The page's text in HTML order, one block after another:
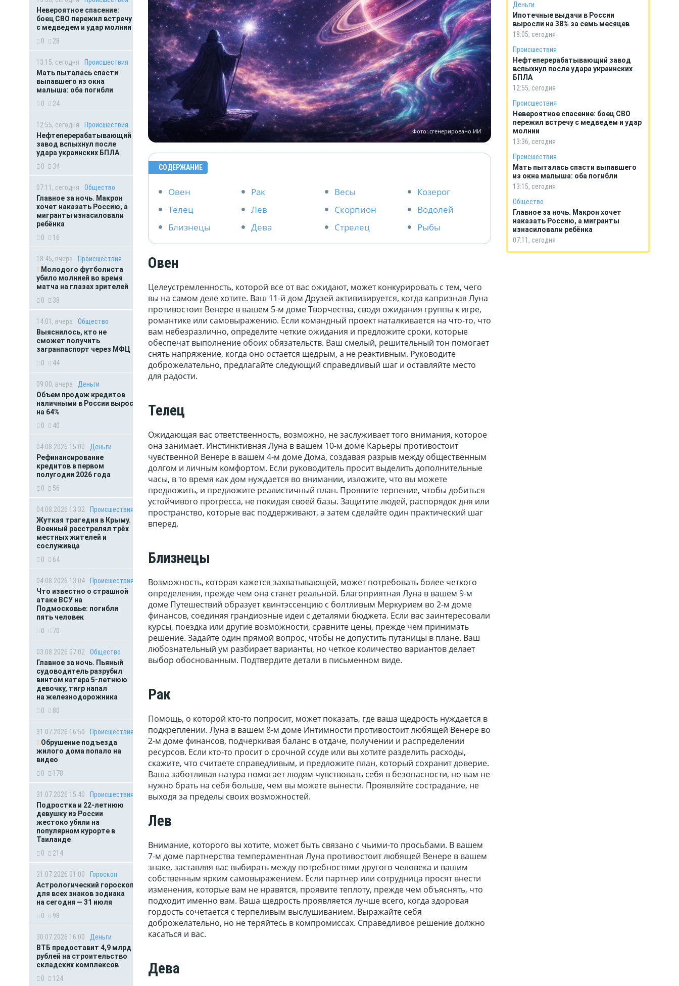
Невероятное спасение:
боец СВО пережил встречу
с медведем и удар молнии
0
28
13:15, сегодня
Происшествия
Мать пыталась спасти
выпавшего из окна
малыша: оба погибли
0
24
12:55, сегодня
Происшествия
Нефтеперерабатывающий
завод вспыхнул после
удара украинских БПЛА
0
34
07:11, сегодня
Общество
Главное за ночь. Макрон
хочет наказать Россию, а
мигранты изнасиловали
ребёнка
0
16
18:45, вчера
Происшествия
Молодого футболиста
убило молнией во время
матча на глазах зрителей
0
38
14:01, вчера
Общество
Выяснилось, кто не
сможет получить
загранпаспорт через МФЦ
0
44
09:00, вчера
Деньги
Объем продаж кредитов
наличными в России вырос
на 64%
0
40
04.08.2026 15:00
Деньги
Рефинансирование
кредитов в первом
полугодии 2026 года
0
56
04.08.2026 13:32
Происшествия
Жуткая трагедия в Крыму.
Военный расстрелял трёх
местных жителей и
сослуживца
0
64
04.08.2026 13:04
Происшествия
Что известно о страшной
атаке ВСУ на
Подмосковье: погибли
пять человек
0
70
03.08.2026 07:02
Общество
Главное за ночь. Пьяный
судоводитель разрубил
винтом катера 5-летнюю
девочку, тигр напал
на железнодорожника
0
80
31.07.2026 16:50
Происшествия
Обрушение подъезда
жилого дома попало на
видео
0
178
31.07.2026 15:40
Происшествия
Подростка и 22-летнюю
девушку из России
жестоко убили на
популярном курорте в
Таиланде
0
214
31.07.2026 01:00
Гороскоп
Астрологический гороскоп
для всех знаков зодиака
на сегодня — 31 июля
0
98
30.07.2026 16:00
Деньги
ВТБ предоставит 4,9 млрд
рублей на строительство
складских комплексов
0
124
Фото: сгенерировано ИИ
СОДЕРЖАНИЕ
Овен
Телец
Близнецы
Рак
Лев
Дева
Весы
Скорпион
Стрелец
Козерог
Водолей
Рыбы
Овен
Целеустремленность, которой все от вас ожидают, может конкурировать с тем, чего
вы на самом деле хотите. Ваш 11-й дом Друзей активизируется, когда капризная Луна
противостоит Венере в вашем 5-м доме Творчества, сводя ожидания группы к игре,
романтике или самовыражению. Если командный проект наталкивается на что-то, что
вам небезразлично, определите четкие ожидания и предложите сроки, которые
обеспечат выполнение обоих обязательств. Ваш смелый, решительный тон помогает
снять напряжение, когда оно остается щедрым, а не реактивным. Руководите
доброжелательно, предлагайте следующий справедливый шаг и оставляйте место
для радости.
Телец
Ожидающая вас ответственность, возможно, не заслуживает того внимания, которое
она занимает. Инстинктивная Луна в вашем 10-м доме Карьеры противостоит
чувственной Венере в вашем 4-м доме Дома, создавая разрыв между общественным
долгом и личным комфортом. Если руководитель просит выделить дополнительные
часы, в то время как дом нуждается во внимании, изложите, что вы можете
предложить, и предложите реалистичный план. Проявите терпение, чтобы добиться
устойчивого прогресса, не покидая своей базы. Защитите людей, распорядок дня или
пространство, которые вас поддерживают, а затем сделайте один практический шаг
вперед.
Близнецы
Возможность, которая кажется захватывающей, может потребовать более четкого
определения, прежде чем она станет реальной. Благоприятная Луна в вашем 9-м
доме Путешествий образует квинтэссенцию с болтливым Меркурием во 2-м доме
финансов, соединяя грандиозные идеи с деталями бюджета. Если вас заинтересовали
курсы, поездка или другие возможности, сравните цены, прежде чем принимать
решение. Задайте один прямой вопрос, чтобы не допустить путаницы в плане. Ваш
любознательный ум разбирает варианты, но четкое количество вариантов делает
выбор обоснованным. Подтвердите детали в письменном виде.
Рак
Помощь, о которой кто-то попросит, может показать, где ваша щедрость нуждается в
подкреплении. Луна в вашем 8-м доме Интимности противостоит любящей Венере во
2-м доме финансов, подчеркивая баланс в отдаче, получении и распределении
ресурсов. Если кто-то просит о срочной ссуде или вы хотите разделить расходы,
скажите, что считаете справедливым, и предложите план, который сохранит доверие.
Ваша заботливая натура помогает людям чувствовать себя в безопасности, но вам не
нужно брать на себя больше, чем вы можете вынести. Проявляйте сострадание, не
выходя за пределы своих возможностей.
Лев
Внимание, которого вы хотите, может быть связано с чьими-то просьбами. В вашем
7-м доме партнерства темпераментная Луна противостоит любящей Венере в вашем
знаке, заставляя вас выбирать между потребностями другого человека и вашим
собственным ярким самовыражением. Если партнер или сотрудница просят внести
изменения, которые вам не нравятся, проявите теплоту, прежде чем объяснять, что
подходит именно вам. Ваша щедрость проявляется лучше всего, когда здоровая
гордость сочетается с терпеливым выслушиванием. Выражайте себя
доброжелательно, но не теряйтесь в компромиссах. Справедливое решение должно
касаться и вас.
Дева
Деньги
Ипотечные выдачи в России
выросли на 38% за семь месяцев
18:05, сегодня
Происшествия
Нефтеперерабатывающий завод
вспыхнул после удара украинских
БПЛА
12:55, сегодня
Происшествия
Невероятное спасение: боец СВО
пережил встречу с медведем и удар
молнии
13:36, сегодня
Происшествия
Мать пыталась спасти выпавшего
из окна малыша: оба погибли
13:15, сегодня
Общество
Главное за ночь. Макрон хочет
наказать Россию, а мигранты
изнасиловали ребёнка
07:11, сегодня